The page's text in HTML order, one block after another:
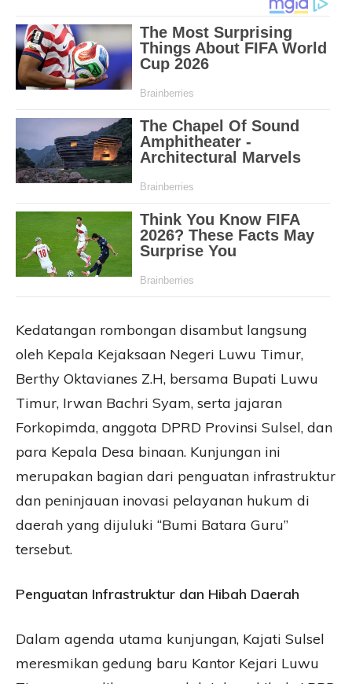
Kedatangan rombongan disambut langsung
oleh Kepala Kejaksaan Negeri Luwu Timur,
Berthy Oktavianes Z.H, bersama Bupati Luwu
Timur, Irwan Bachri Syam, serta jajaran
Forkopimda, anggota DPRD Provinsi Sulsel, dan
para Kepala Desa binaan. Kunjungan ini
merupakan bagian dari penguatan infrastruktur
dan peninjauan inovasi pelayanan hukum di
daerah yang dijuluki “Bumi Batara Guru”
tersebut.
Penguatan Infrastruktur dan Hibah Daerah
Dalam agenda utama kunjungan, Kajati Sulsel
meresmikan gedung baru Kantor Kejari Luwu